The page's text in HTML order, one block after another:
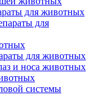
для животных
для
для животных
и носа животных
системы